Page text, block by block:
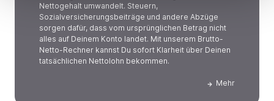
Nettogehalt umwandelt. Steuern,
Sozialversicherungsbeiträge und andere Abzüge
sorgen dafür, dass vom ursprünglichen Betrag nicht
alles auf Deinem Konto landet. Mit unserem Brutto-
Netto-Rechner kannst Du sofort Klarheit über Deinen
tatsächlichen Nettolohn bekommen.
Mehr